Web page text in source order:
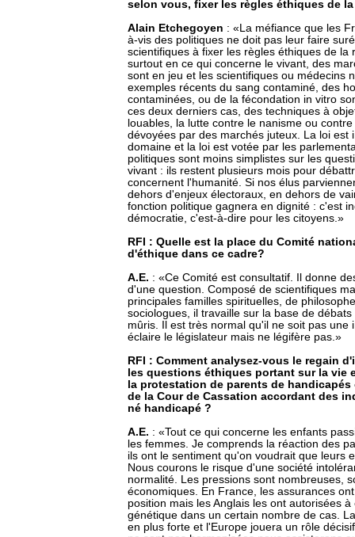
selon vous, fixer les règles éthiques de
Alain Etchegoyen : «La méfiance que les
à-vis des politiques ne doit pas leur faire
scientifiques à fixer les règles éthiques de la
surtout en ce qui concerne le vivant, des
sont en jeu et les scientifiques ou médecins
exemples récents du sang contaminé, des
contaminées, ou de la fécondation in vitro
ces deux derniers cas, des techniques à
louables, la lutte contre le nanisme ou
dévoyées par des marchés juteux. La loi est
domaine et la loi est votée par les
politiques sont moins simplistes sur les
vivant : ils restent plusieurs mois pour
concernent l'humanité. Si nos élus
dehors d'enjeux électoraux, en dehors de
fonction politique gagnera en dignité : c'est
démocratie, c'est-à-dire pour les citoyens.»
RFI : Quelle est la place du Comité
d'éthique dans ce cadre?
A.E. : «Ce Comité est consultatif. Il donne
d'une question. Composé de scientifiques
principales familles spirituelles, de
sociologues, il travaille sur la base de
mûris. Il est très normal qu'il ne soit pas une
éclaire le législateur mais ne légifère pas.»
RFI : Comment analysez-vous le regain
les questions éthiques portant sur la vie
la protestation de parents de
de la Cour de Cassation accordant des
né handicapé ?
A.E. : «Tout ce qui concerne les enfants
les femmes. Je comprends la réaction des
ils ont le sentiment qu'on voudrait que leurs
Nous courons le risque d'une société
normalité. Les pressions sont nombreuses,
économiques. En France, les assurances
position mais les Anglais les ont autorisées
génétique dans un certain nombre de cas.
en plus forte et l'Europe jouera un rôle